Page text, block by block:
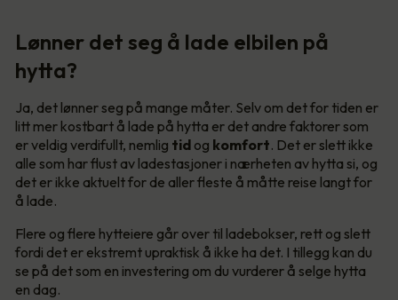
Lønner det seg å lade elbilen på
hytta?
Ja, det lønner seg på mange måter. Selv om det for tiden er
litt mer kostbart å lade på hytta er det andre faktorer som
er veldig verdifullt, nemlig tid og komfort. Det er slett ikke
alle som har flust av ladestasjoner i nærheten av hytta si, og
det er ikke aktuelt for de aller fleste å måtte reise langt for
å lade.
Flere og flere hytteiere går over til ladebokser, rett og slett
fordi det er ekstremt upraktisk å ikke ha det. I tillegg kan du
se på det som en investering om du vurderer å selge hytta
en dag.